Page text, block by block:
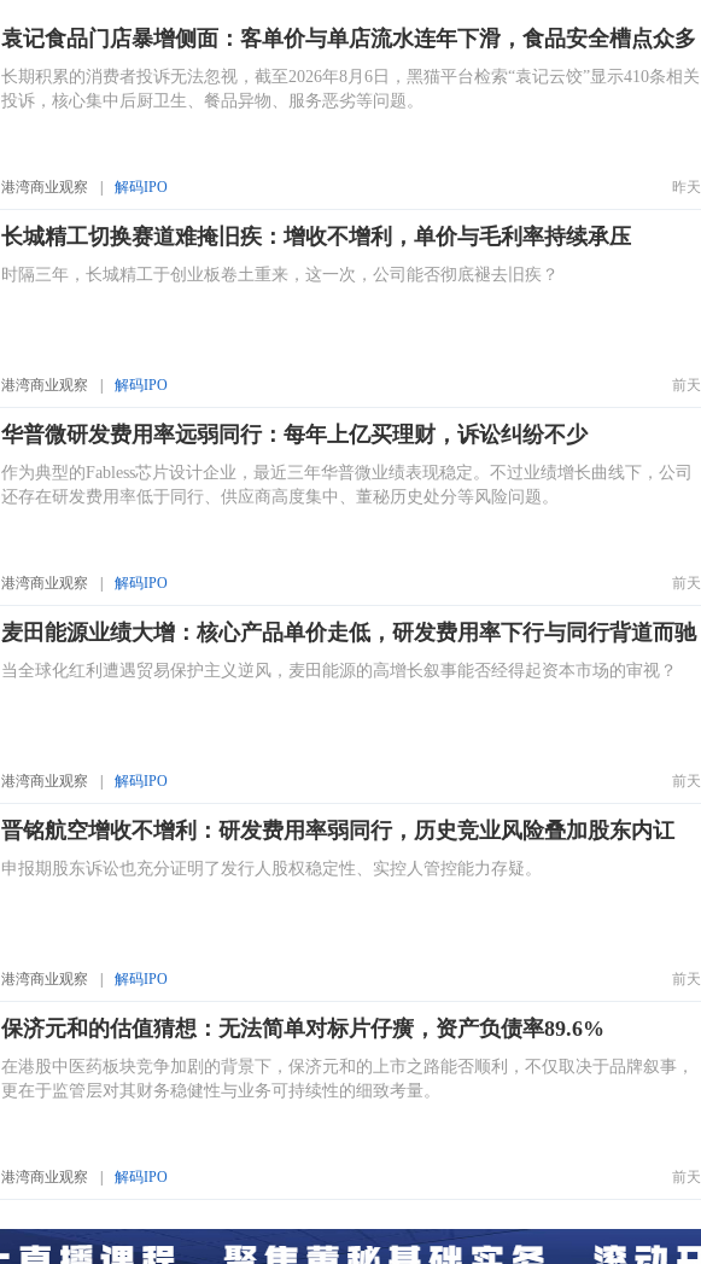
袁记食品门店暴增侧面：客单价与单店流水连年下滑，食品安全槽点众多
长期积累的消费者投诉无法忽视，截至2026年8月6日，黑猫平台检索“袁记云饺”显示410条相关
投诉，核心集中后厨卫生、餐品异物、服务恶劣等问题。
港湾商业观察 解码IPO 昨天
长城精工切换赛道难掩旧疾：增收不增利，单价与毛利率持续承压
时隔三年，长城精工于创业板卷土重来，这一次，公司能否彻底褪去旧疾？
港湾商业观察 解码IPO 前天
华普微研发费用率远弱同行：每年上亿买理财，诉讼纠纷不少
作为典型的Fabless芯片设计企业，最近三年华普微业绩表现稳定。不过业绩增长曲线下，公司
还存在研发费用率低于同行、供应商高度集中、董秘历史处分等风险问题。
港湾商业观察 解码IPO 前天
麦田能源业绩大增：核心产品单价走低，研发费用率下行与同行背道而驰
当全球化红利遭遇贸易保护主义逆风，麦田能源的高增长叙事能否经得起资本市场的审视？
港湾商业观察 解码IPO 前天
晋铭航空增收不增利：研发费用率弱同行，历史竞业风险叠加股东内讧
申报期股东诉讼也充分证明了发行人股权稳定性、实控人管控能力存疑。
港湾商业观察 解码IPO 前天
保济元和的估值猜想：无法简单对标片仔癀，资产负债率89.6%
在港股中医药板块竞争加剧的背景下，保济元和的上市之路能否顺利，不仅取决于品牌叙事，
更在于监管层对其财务稳健性与业务可持续性的细致考量。
港湾商业观察 解码IPO 前天